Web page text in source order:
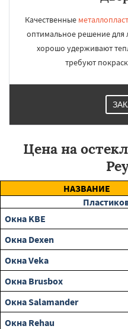
Качественные
оптимальное решение для
хорошо удерживают
требуют
Цена на
НАЗВАНИЕ
Окна KBE
Окна Dexen
Окна Veka
Окна Brusbox
Окна Salamander
Окна Rehau